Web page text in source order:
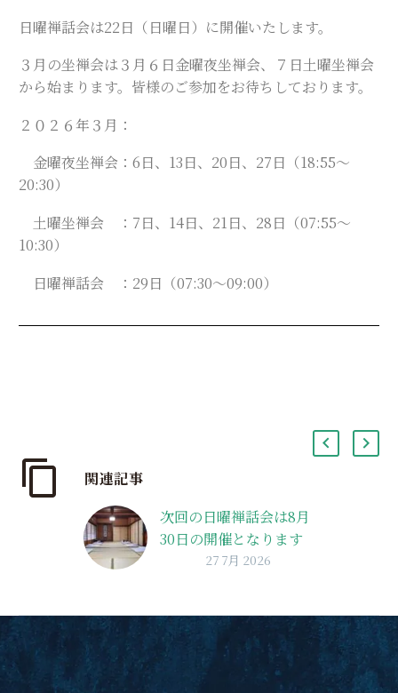
日曜禅話会は22日（日曜日）に開催いたします。
３月の坐禅会は３月６日金曜夜坐禅会、７日土曜坐禅会
から始まります。皆様のご参加をお待ちしております。
２０２６年３月：
金曜夜坐禅会：6日、13日、20日、27日（18:55～
20:30）
土曜坐禅会 ：7日、14日、21日、28日（07:55～
10:30）
日曜禅話会 ：29日（07:30～09:00）
関連記事
次回の日曜禅話会は8月
30日の開催となります
新宿にほど近い東京都
座敷で毎月１回日曜日
の朝に15分の坐禅と住
職による30分の禅話を
27 7月 2026